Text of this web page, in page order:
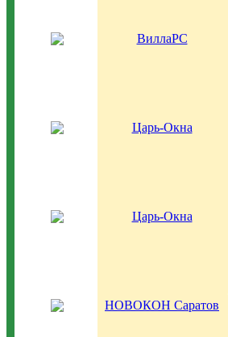
ВиллаРС
Царь-Окна
Царь-Окна
НОВОКОН Саратов